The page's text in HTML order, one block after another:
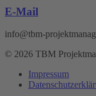
E-Mail
info@tbm-
© 2026 TBM
Impressum